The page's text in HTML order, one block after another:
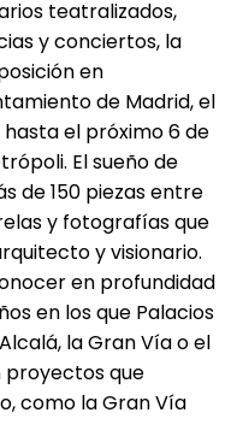
teatralizados,
y conciertos, la
en
de Madrid, el
hasta el próximo 6 de
El sueño de
de 150 piezas entre
y fotografías que
y visionario.
en profundidad
en los que Palacios
la Gran Vía o el
que
como la Gran Vía